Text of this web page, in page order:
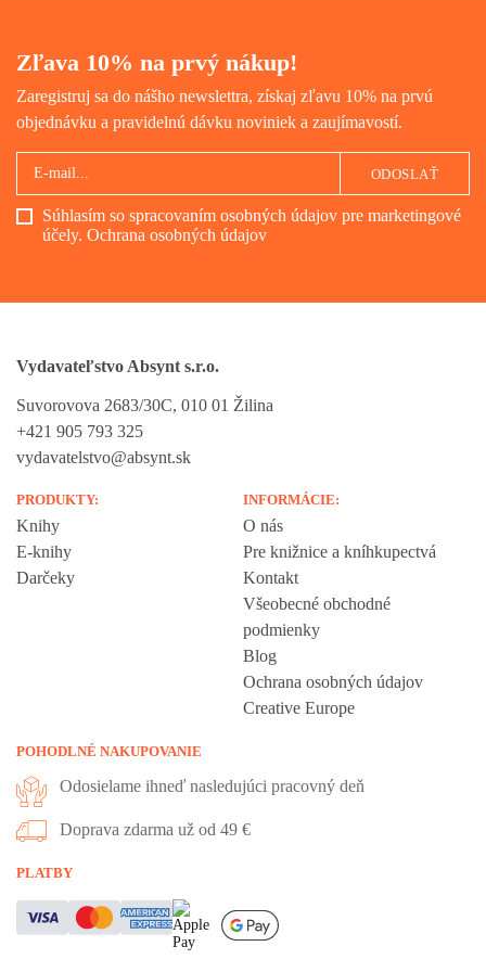
Zľava 10% na prvý nákup!
Zaregistruj sa do nášho newslettra, získaj zľavu 10% na prvú
objednávku a pravidelnú dávku noviniek a zaujímavostí.
Súhlasím so spracovaním osobných údajov pre marketingové
účely. Ochrana osobných údajov
ODOSLAŤ
Vydavateľstvo Absynt s.r.o.
Suvorovova 2683/30C, 010 01 Žilina
+421 905 793 325
vydavatelstvo@absynt.sk
PRODUKTY:
Knihy
E-knihy
Darčeky
INFORMÁCIE:
O nás
Pre knižnice a kníhkupectvá
Kontakt
Všeobecné obchodné
podmienky
Blog
Ochrana osobných údajov
Creative Europe
POHODLNÉ NAKUPOVANIE
Odosielame ihneď nasledujúci pracovný deň
Doprava zdarma už od 49 €
PLATBY
Vážime si vaše súkromie
Táto stránka používa cookies, aby vám ponúkla skvelý zážitok z
prehliadania. Všetky dôležité informácie nájdete na stránke Cookies.